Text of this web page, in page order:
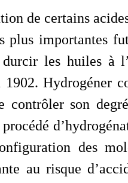
de certains
plus importantes
les huiles à
Hydrogéner
contrôler son
des
au risque